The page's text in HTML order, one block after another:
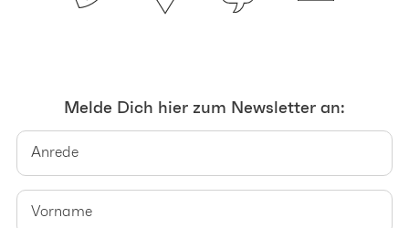
Melde Dich hier zum Newsletter an: